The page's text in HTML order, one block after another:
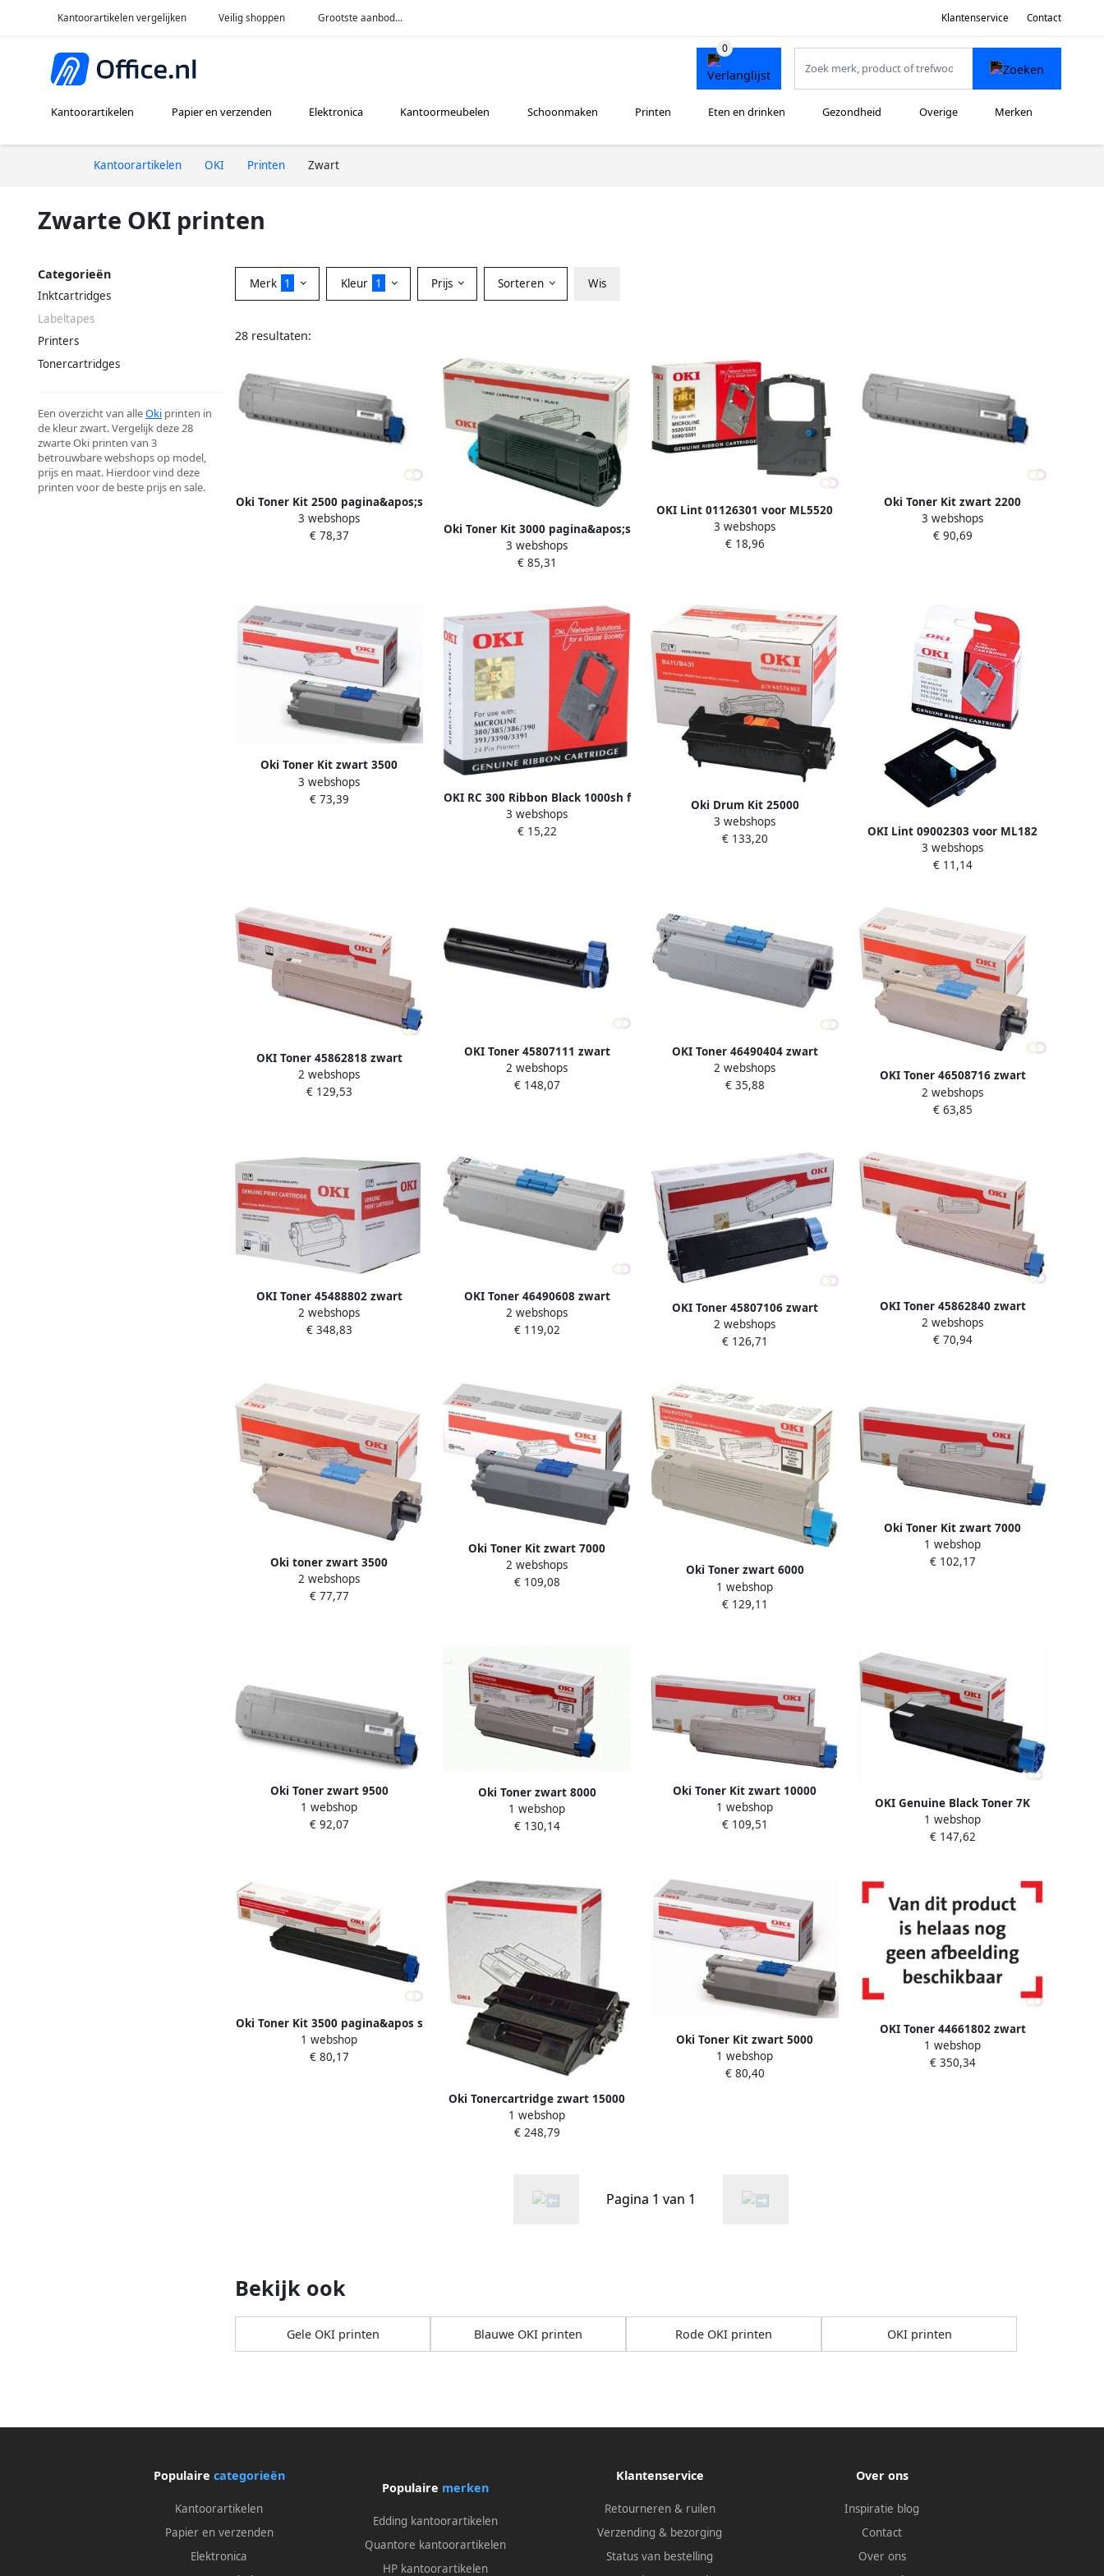
Kantoorartikelen vergelijken Veilig shoppen Grootste aanbod... Klantenservice Contact
Kantoorartikelen Papier en verzenden Elektronica Kantoormeubelen Schoonmaken Printen Eten en drinken Gezondheid Overige Merken
Kantoorartikelen OKI Printen Zwart
Zwarte OKI printen
Categorieën
Inktcartridges
Labeltapes
Printers
Tonercartridges
Een overzicht van alleOki printen in
de kleur zwart. Vergelijk deze 28
zwarte Oki printen van 3
betrouwbare webshops op model,
prijs en maat. Hierdoor vind deze
printen voor de beste prijs en sale.
Merk 1 Kleur 1 Prijs Sorteren Wis
28 resultaten:
Oki Toner Kit 2500 pagina&apos;s
44992402
3 webshops
€ 78,37
Oki Toner Kit 3000 pagina&apos;s
44574702
3 webshops
€ 85,31
OKI Lint 01126301 voor ML5520
zwart
3 webshops
€ 18,96
Oki Toner Kit zwart 2200
pagina&apos;s 44973536
3 webshops
€ 90,69
Oki Toner Kit zwart 3500
pagina&apos;s 44469803
3 webshops
€ 73,39
OKI RC 300 Ribbon Black 1000sh f
MicroLine 380 385 386 3(3)90
3(3)91
3 webshops
€ 15,22
Oki Drum Kit 25000
pagina&apos;s 44574302
3 webshops
€ 133,20
OKI Lint 09002303 voor ML182
zwart
3 webshops
€ 11,14
OKI Toner 45862818 zwart
2 webshops
€ 129,53
OKI Toner 45807111 zwart
2 webshops
€ 148,07
OKI Toner 46490404 zwart
2 webshops
€ 35,88
OKI Toner 46508716 zwart
2 webshops
€ 63,85
OKI Toner 45488802 zwart
2 webshops
€ 348,83
OKI Toner 46490608 zwart
2 webshops
€ 119,02
OKI Toner 45807106 zwart
2 webshops
€ 126,71
OKI Toner 45862840 zwart
2 webshops
€ 70,94
Oki toner zwart 3500
pagina&apos;s OEM: 46508712
2 webshops
€ 77,77
Oki Toner Kit zwart 7000
pagina&apos;s 44973508
2 webshops
€ 109,08
Oki Toner zwart 6000
pagina&apos;s 43324408
1 webshop
€ 129,11
Oki Toner Kit zwart 7000
pagina&apos s 44844616
1 webshop
€ 102,17
Oki Toner zwart 9500
pagina&apos s 44059212
1 webshop
€ 92,07
Oki Toner zwart 8000
pagina&apos s 43865708
1 webshop
€ 130,14
Oki Toner Kit zwart 10000
pagina&apos s 44844508
1 webshop
€ 109,51
OKI Genuine Black Toner 7K
1 webshop
€ 147,62
Oki Toner Kit 3500 pagina&apos s
43979102
1 webshop
€ 80,17
Oki Tonercartridge zwart 15000
pagina&apos s 1279001
1 webshop
€ 248,79
Oki Toner Kit zwart 5000
pagina&apos;s 44469804
1 webshop
€ 80,40
OKI Toner 44661802 zwart
1 webshop
€ 350,34
Pagina 1 van 1
Bekijk ook
Gele OKI printen Blauwe OKI printen Rode OKI printen OKI printen
Populaire categorieën
Kantoorartikelen
Papier en verzenden
Elektronica
Populaire merken
Edding kantoorartikelen
Quantore kantoorartikelen
HP kantoorartikelen
Klantenservice
Retourneren & ruilen
Verzending & bezorging
Status van bestelling
Over ons
Inspiratie blog
Contact
Over ons